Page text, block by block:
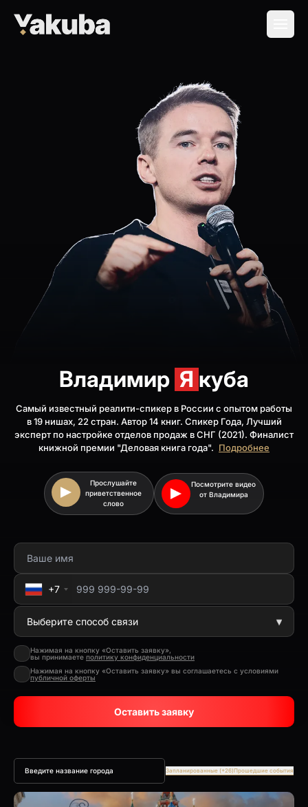
Владимир Я куба
Самый известный реалити-спикер в России с опытом работы
в 19 нишах, 22 стран. Автор 14 книг. Спикер Года, Лучший
эксперт по настройке отделов продаж в СНГ (2021). Финалист
книжной премии "Деловая книга года". Подробнее
Прослушайте
приветственное
слово
Посмотрите видео
от Владимира
+7
Нажимая на кнопку «Оставить заявку»,
вы принимаете политику конфиденциальности
Нажимая на кнопку «Оставить заявку» вы соглашаетесь с условиями
публичной оферты
Оставить заявку
Запланированные (+26) Прошедшие события